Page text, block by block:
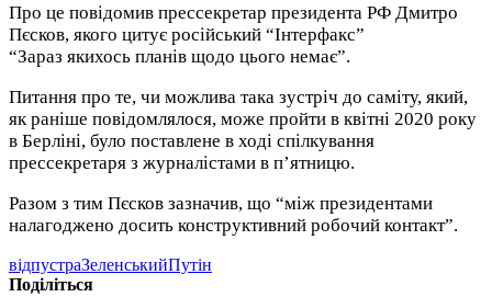
Про це повідомив прессекретар президента РФ Дмитро
Пєсков, якого цитує російський “Інтерфакс”
“Зараз якихось планів щодо цього немає”.
Питання про те, чи можлива така зустріч до саміту, який,
як раніше повідомлялося, може пройти в квітні 2020 року
в Берліні, було поставлене в ході спілкування
прессекретаря з журналістами в п’ятницю.
Разом з тим Пєсков зазначив, що “між президентами
налагоджено досить конструктивний робочий контакт”.
відпустраЗеленськийПутін
Поділіться